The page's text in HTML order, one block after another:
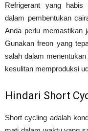
Refrigerant yang
dalam pembentukan
Anda perlu memastikan
Gunakan freon yang
salah dalam
kesulitan memproduksi
Hindari Short
Short cycling adalah